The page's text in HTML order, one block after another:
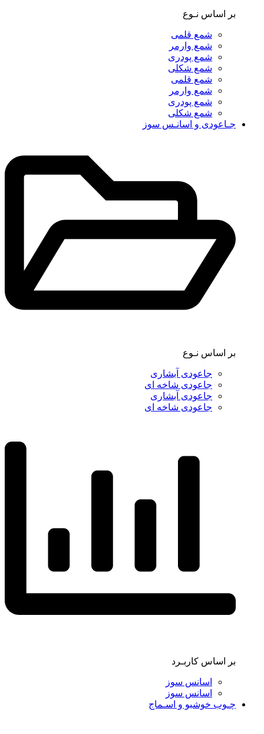
بر اساس نـوع
شمع قلمی
شمع وارمر
شمع پودری
شمع شکلی
شمع قلمی
شمع وارمر
شمع پودری
شمع شکلی
جـاعودی و اسانـس سوز
بر اساس نـوع
جاعودی آبشاری
جاعودی شاخه ای
جاعودی آبشاری
جاعودی شاخه ای
بر اساس کاربـرد
اسانس سوز
اسانس سوز
چـوب خوشبو و اسـماج